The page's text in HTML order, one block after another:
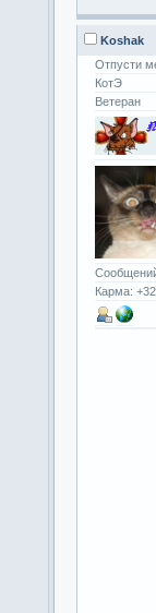
Koshak
Отпусти
КотЭ
Ветеран
Карма: